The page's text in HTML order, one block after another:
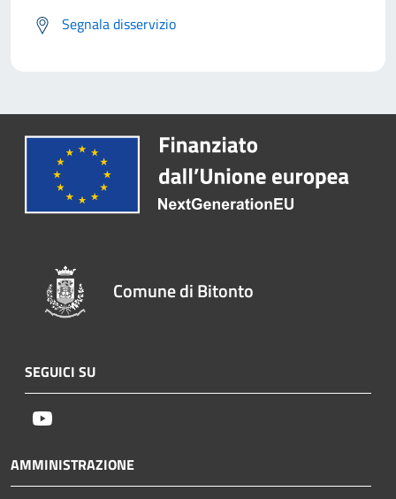
Segnala disservizio
Comune di Bitonto
SEGUICI SU
AMMINISTRAZIONE